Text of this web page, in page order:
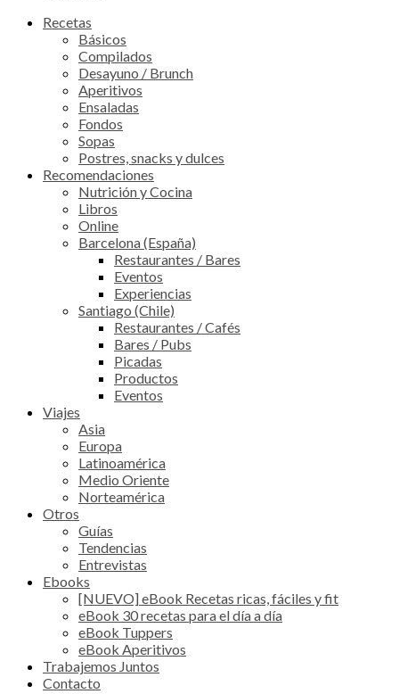
Recetas
Básicos
Compilados
Desayuno / Brunch
Aperitivos
Ensaladas
Fondos
Sopas
Postres, snacks y dulces
Recomendaciones
Nutrición y Cocina
Libros
Online
Barcelona (España)
Restaurantes / Bares
Eventos
Experiencias
Santiago (Chile)
Restaurantes / Cafés
Bares / Pubs
Picadas
Productos
Eventos
Viajes
Asia
Europa
Latinoamérica
Medio Oriente
Norteamérica
Otros
Guías
Tendencias
Entrevistas
Ebooks
[NUEVO] eBook Recetas ricas, fáciles y fit
eBook 30 recetas para el día a día
eBook Tuppers
eBook Aperitivos
Trabajemos Juntos
Contacto